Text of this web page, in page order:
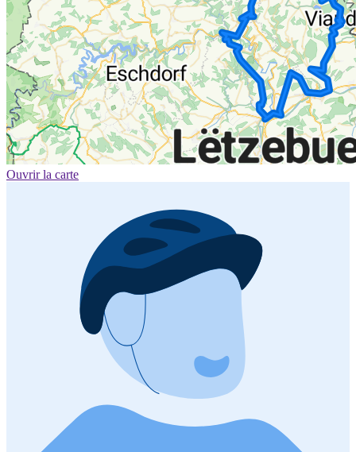
Ouvrir la carte